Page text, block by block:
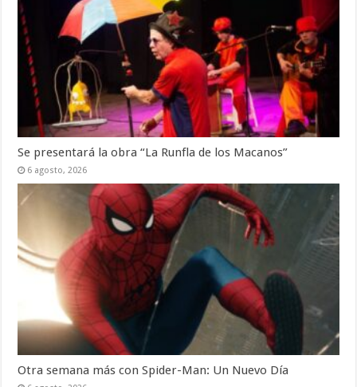
Se presentará la obra “La Runfla de los Macanos”
6 agosto, 2026
Otra semana más con Spider-Man: Un Nuevo Día